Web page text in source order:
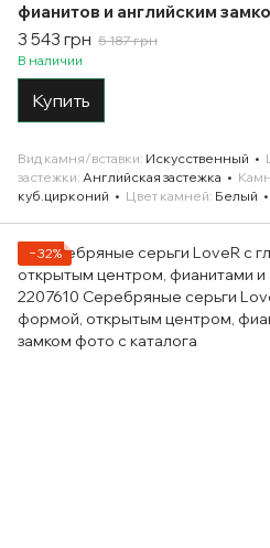
фианитов и английским
3 543 грн 5 187 грн
В наличии
Купить
Вид камня/вставки Искусственный
застежки Английская застежка
куб.цирконий
Цвет камней Белый
−32%